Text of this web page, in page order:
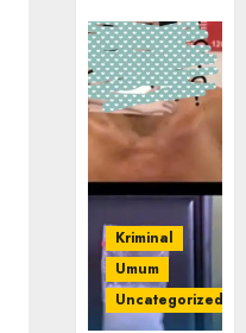
Kriminal
Umum
Uncategorized